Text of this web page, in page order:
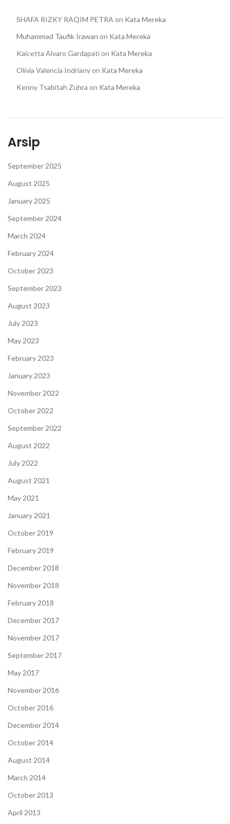
SHAFA RIZKY RAQIM PETRA on Kata Mereka
Muhammad Taufik Irawan on Kata Mereka
Kaicetta Alvaro Gardapation Kata Mereka
Olivia Valencia Indrianyon Kata Mereka
Kenny Tsabitah Zuhra on Kata Mereka
Arsip
September 2025
August 2025
January 2025
September 2024
March 2024
February 2024
October 2023
September 2023
August 2023
July 2023
May 2023
February 2023
January 2023
November 2022
October 2022
September 2022
August 2022
July 2022
August 2021
May 2021
January 2021
October 2019
February 2019
December 2018
November 2018
February 2018
December 2017
November 2017
September 2017
May 2017
November 2016
October 2016
December 2014
October 2014
August 2014
March 2014
October 2013
April 2013